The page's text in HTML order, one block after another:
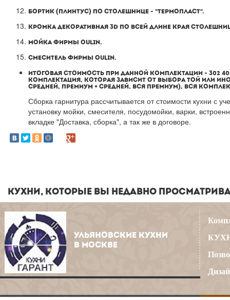
БОРТИК (ПЛИНТУС) ПО СТОЛЕШНИЦЕ - "ТЕРМОПЛАСТ".
КРОМКА ДЕКОРАТИВНАЯ 3D ПО ВСЕЙ ДЛИНЕ КРАЯ
МОЙКА ФИРМЫ OULIN.
СМЕСИТЕЛЬ ФИРМЫ OULIN.
ИТОГОВАЯ СТОИМОСТЬ ПРИ ДАННОЙ КОМПЛЕКТАЦИИ - 302
КОМПЛЕКТАЦИЯ, КОТОРАЯ ЗАВИСИТ ОТ ВЫБОРА ТОЙ ИЛИ
СРЕДНЕЙ, ПРЕМИУМ + СРЕДНЕЙ, ВСЯ ПРЕМИУМ), ВСЯ
Сборка гарнитура рассчитывается от стоимости кухни с
установку мойки, смесителя, посудомойки, варки,
вкладке "Доставка, сборка", а так же в договоре.
КУХНИ, КОТОРЫЕ ВЫ НЕДАВНО
УЛЬЯНОВСКИЕ КУХНИ
В МОСКВЕ